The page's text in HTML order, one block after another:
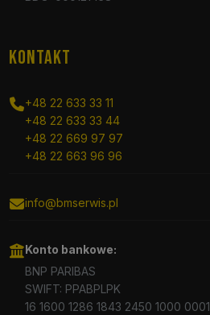
KONTAKT
+48 22 633 33 11
+48 22 633 33 44
+48 22 669 97 97
+48 22 663 96 96
info@bmserwis.pl
Konto bankowe:
BNP PARIBAS
SWIFT: PPABPLPK
16 1600 1286 1843 2450 1000 0001